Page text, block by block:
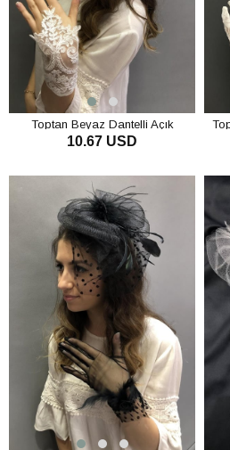
Toptan Beyaz Dantelli Açık
Eldiven-Puantiyeli Vualet Nikah
10.67 USD